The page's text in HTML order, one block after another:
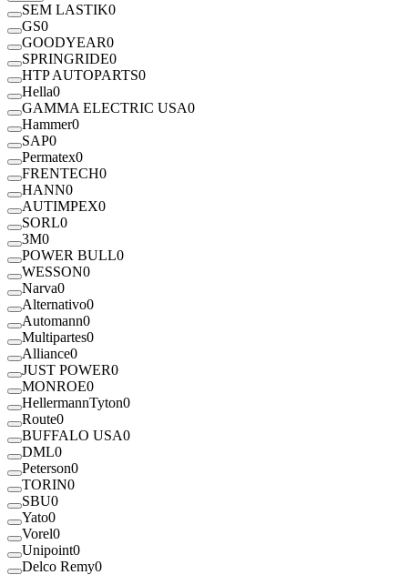
SEM LASTIK0
GS0
GOODYEAR0
SPRINGRIDE0
HTP AUTOPARTS0
Hella0
GAMMA ELECTRIC USA0
Hammer0
SAP0
Permatex0
FRENTECH0
HANN0
AUTIMPEX0
SORL0
3M0
POWER BULL0
WESSON0
Narva0
Alternativo0
Automann0
Multipartes0
Alliance0
JUST POWER0
MONROE0
HellermannTyton0
Route0
BUFFALO USA0
DML0
Peterson0
TORIN0
SBU0
Yato0
Vorel0
Unipoint0
Delco Remy0